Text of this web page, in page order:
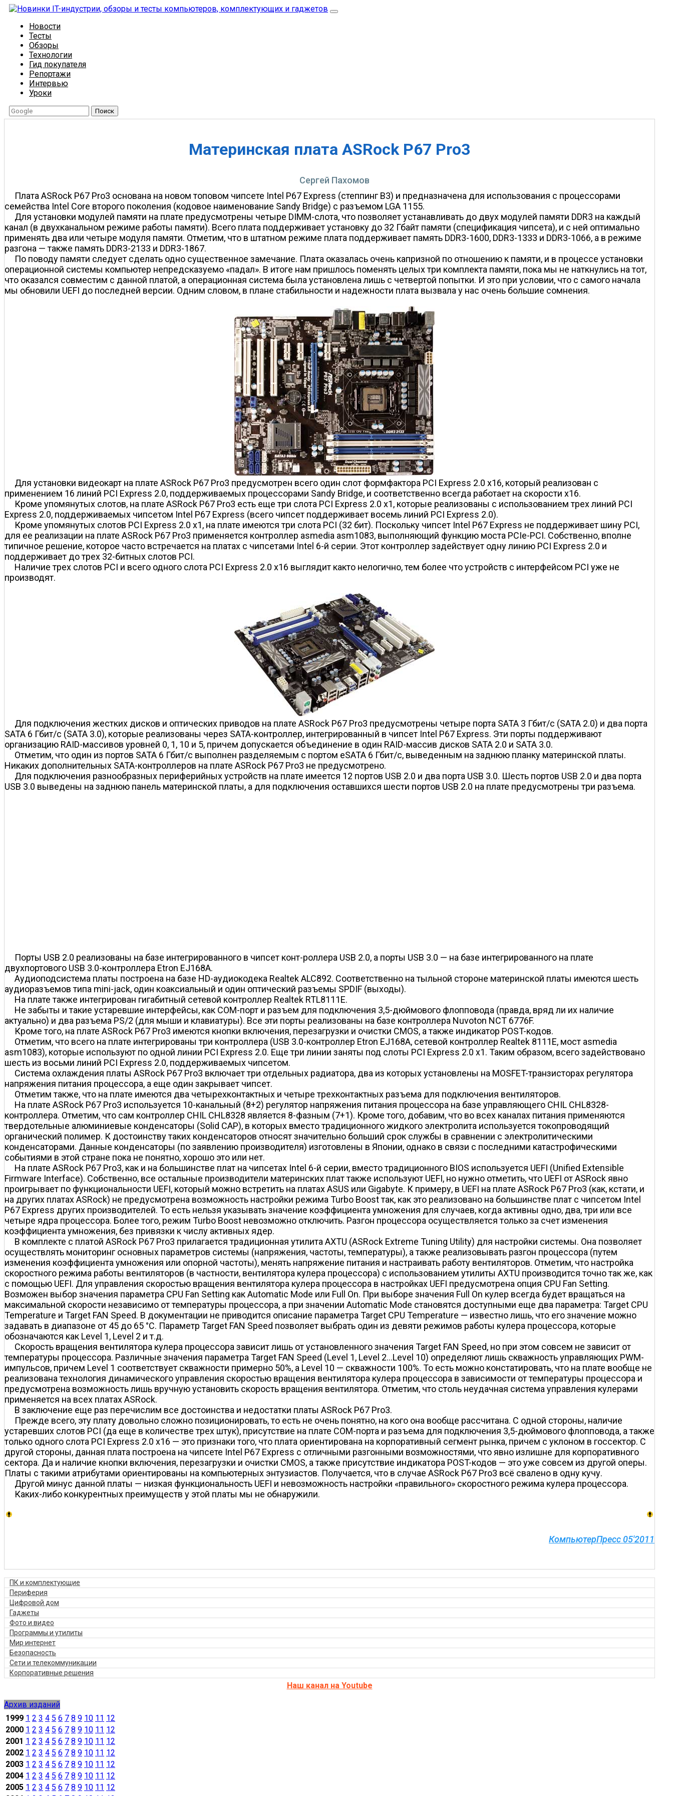
Новости
Тесты
Обзоры
Технологии
Гид покупателя
Репортажи
Интервью
Уроки
Поиск
Материнская плата ASRock P67 Pro3
Сергей Пахомов
Плата ASRock P67 Pro3 основана на новом топовом чипсете Intel P67 Express (степпинг B3) и предназначена для использования c процессорами
семейства Intel Core второго поколения (кодовое наименование Sandy Bridge) с разъемом LGA 1155.
Для установки модулей памяти на плате предусмотрены четыре DIMM-слота, что позволяет устанавливать до двух модулей памяти DDR3 на каждый
канал (в двухканальном режиме работы памяти). Всего плата поддерживает установку до 32 Гбайт памяти (спецификация чипсета), и с ней оптимально
применять два или четыре модуля памяти. Отметим, что в штатном режиме плата поддерживает память DDR3-1600, DDR3-1333 и DDR3-1066, а в режиме
разгона — также память DDR3-2133 и DDR3-1867.
По поводу памяти следует сделать одно существенное замечание. Плата оказалась очень капризной по отношению к памяти, и в процессе установки
операционной системы компьютер непредсказуемо «падал». В итоге нам пришлось поменять целых три комплекта памяти, пока мы не наткнулись на тот,
что оказался совместим с данной платой, а операционная система была установлена лишь с четвертой попытки. И это при условии, что с самого начала
мы обновили UEFI до последней версии. Одним словом, в плане стабильности и надежности плата вызвала у нас очень большие сомнения.
Для установки видеокарт на плате ASRock P67 Pro3 предусмотрен всего один слот формфактора PCI Express 2.0 x16, который реализован с
применением 16 линий PCI Express 2.0, поддерживаемых процессорами Sandy Bridge, и соответственно всегда работает на скорости x16.
Кроме упомянутых слотов, на плате ASRock P67 Pro3 есть еще три слота PCI Express 2.0 x1, которые реализованы с использованием трех линий PCI
Express 2.0, поддерживаемых чипсетом Intel P67 Express (всего чипсет поддерживает восемь линий PCI Express 2.0).
Кроме упомянутых слотов PCI Express 2.0 x1, на плате имеются три слота PCI (32 бит). Поскольку чипсет Intel P67 Express не поддерживает шину PCI,
для ее реализации на плате ASRock P67 Pro3 применяется контроллер asmedia asm1083, выполняющий функцию моста PCIe-PCI. Собственно, вполне
типичное решение, которое часто встречается на платах с чипсетами Intel 6-й серии. Этот контроллер задействует одну линию PCI Express 2.0 и
поддерживает до трех 32-битных слотов PCI.
Наличие трех слотов PCI и всего одного слота PCI Express 2.0 x16 выглядит как­то нелогично, тем более что устройств с интерфейсом PCI уже не
производят.
Для подключения жестких дисков и оптических приводов на плате ASRock P67 Pro3 предусмотрены четыре порта SATA 3 Гбит/с (SATA 2.0) и два порта
SATA 6 Гбит/с (SATA 3.0), которые реализованы через SATA-контроллер, интегрированный в чипсет Intel P67 Express. Эти порты поддерживают
организацию RAID-массивов уровней 0, 1, 10 и 5, причем допускается объединение в один RAID-массив дисков SATA 2.0 и SATA 3.0.
Отметим, что один из портов SATA 6 Гбит/с выполнен разделяемым с портом eSATA 6 Гбит/с, выведенным на заднюю планку материнской платы.
Никаких дополнительных SATA-контроллеров на плате ASRock P67 Pro3 не предусмотрено.
Для подключения разнообразных периферийных устройств на плате имеется 12 портов USB 2.0 и два порта USB 3.0. Шесть портов USB 2.0 и два порта
USB 3.0 выведены на заднюю панель материнской платы, а для подключения оставшихся шести портов USB 2.0 на плате предусмотрены три разъема.
Порты USB 2.0 реализованы на базе интегрированного в чипсет конт-роллера USB 2.0, а порты USB 3.0 — на базе интегрированного на плате
двухпортового USB 3.0-контроллера Etron EJ168A.
Аудиоподсистема платы построена на базе HD-аудиокодека Realtek ALC892. Соответственно на тыльной стороне материнской платы имеются шесть
аудиоразъемов типа mini-jack, один коаксиальный и один оптический разъемы SPDIF (выходы).
На плате также интегрирован гигабитный сетевой контроллер Realtek RTL8111E.
Не забыты и такие устаревшие интерфейсы, как COM-порт и разъем для подключения 3,5-дюймового флопповода (правда, вряд ли их наличие
актуально) и два разъема PS/2 (для мыши и клавиатуры). Все эти порты реализованы на базе контроллера Nuvoton NCT 6776F.
Кроме того, на плате ASRock P67 Pro3 имеются кнопки включения, перезагрузки и очистки CMOS, а также индикатор POST-кодов.
Отметим, что всего на плате интегрированы три контроллера (USB 3.0-контроллер Etron EJ168A, сетевой контроллер Realtek 8111E, мост asmedia
asm1083), которые используют по одной линии PCI Express 2.0. Еще три линии заняты под слоты PCI Express 2.0 x1. Таким образом, всего задействовано
шесть из восьми линий PCI Express 2.0, поддерживаемых чипсетом.
Система охлаждения платы ASRock P67 Pro3 включает три отдельных радиатора, два из которых установлены на MOSFET-транзисторах регулятора
напряжения питания процессора, а еще один закрывает чипсет.
Отметим также, что на плате имеются два четырехконтактных и четыре трехконтактных разъема для подключения вентиляторов.
На плате ASRock P67 Pro3 используется 10-канальный (8+2) регулятор напряжения питания процессора на базе управляющего CHIL CHL8328-
контроллера. Отметим, что сам контроллер CHIL CHL8328 является 8-фазным (7+1). Кроме того, добавим, что во всех каналах питания применяются
твердотельные алюминиевые конденсаторы (Solid CAP), в которых вместо традиционного жидкого электролита используется токопроводящий
органический полимер. К достоинству таких конденсаторов относят значительно больший срок службы в сравнении с электролитическими
конденсаторами. Данные конденсаторы (по заявлению производителя) изготовлены в Японии, однако в связи с последними катастрофическими
событиями в этой стране пока не понятно, хорошо это или нет.
На плате ASRock P67 Pro3, как и на большинстве плат на чипсетах Intel 6-й серии, вместо традиционного BIOS используется UEFI (Unified Extensible
Firmware Interface). Собственно, все остальные производители материнских плат также используют UEFI, но нужно отметить, что UEFI от ASRock явно
проигрывает по функциональности UEFI, который можно встретить на платах ASUS или Gigabyte. К примеру, в UEFI на плате ASRock P67 Pro3 (как, кстати, и
на других платах ASRоck) не предусмотрена возможность настройки режима Turbo Boost так, как это реализовано на большинстве плат с чипсетом Intel
P67 Express других производителей. То есть нельзя указывать значение коэффициента умножения для случаев, когда активны одно, два, три или все
четыре ядра процессора. Более того, режим Turbo Boost невозможно отключить. Разгон процессора осуществляется только за счет изменения
коэффициента умножения, без привязки к числу активных ядер.
В комплекте с платой ASRock P67 Pro3 прилагается традиционная утилита AXTU (ASRock Extreme Tuning Utility) для настройки системы. Она позволяет
осуществлять мониторинг основных параметров системы (напряжения, частоты, температуры), а также реализовывать разгон процессора (путем
изменения коэффициента умножения или опорной частоты), менять напряжение питания и настраивать работу вентиляторов. Отметим, что настройка
скоростного режима работы вентиляторов (в частности, вентилятора кулера процессора) с использованием утилиты AXTU производится точно так же, как
с помощью UEFI. Для управления скоростью вращения вентилятора кулера процессора в настройках UEFI предусмотрена опция CPU Fan Setting.
Возможен выбор значения параметра CPU Fan Setting как Automatic Mode или Full On. При выборе значения Full On кулер всегда будет вращаться на
максимальной скорости независимо от температуры процессора, а при значении Automatic Mode становятся доступными еще два параметра: Target CPU
Temperature и Target FAN Speed. В документации не приводится описание параметра Target CPU Temperature — известно лишь, что его значение можно
задавать в диапазоне от 45 до 65 °С. Параметр Target FAN Speed позволяет выбрать один из девяти режимов работы кулера процессора, которые
обозначаются как Level 1, Level 2 и т.д.
Скорость вращения вентилятора кулера процессора зависит лишь от установленного значения Target FAN Speed, но при этом совсем не зависит от
температуры процессора. Различные значения параметра Target FAN Speed (Level 1, Level 2…Level 10) определяют лишь скважность управляющих PWM-
импульсов, причем Level 1 соответствует скважности примерно 50%, а Level 10 — скважности 100%. То есть можно констатировать, что на плате вообще не
реализована технология динамического управления скоростью вращения вентилятора кулера процессора в зависимости от температуры процессора и
предусмотрена возможность лишь вручную установить скорость вращения вентилятора. Отметим, что столь неудачная система управления кулерами
применяется на всех платах ASRock.
В заключение еще раз перечислим все достоинства и недостатки платы ASRock P67 Pro3.
Прежде всего, эту плату довольно сложно позиционировать, то есть не очень понятно, на кого она вообще рассчитана. С одной стороны, наличие
устаревших слотов PCI (да еще в количестве трех штук), присутствие на плате COM-порта и разъема для подключения 3,5-дюймового флопповода, а также
только одного слота PCI Express 2.0 x16 — это признаки того, что плата ориентирована на корпоративный сегмент рынка, причем с уклоном в госсектор. С
другой стороны, данная плата построена на чипсете Intel P67 Express с отличными разгонными возможностями, что явно излишне для корпоративного
сектора. Да и наличие кнопки включения, перезагрузки и очистки CMOS, а также присутствие индикатора POST-кодов — это уже совсем из другой оперы.
Платы с такими атрибутами ориентированы на компьютерных энтузиастов. Получается, что в случае ASRock P67 Pro3 всё свалено в одну кучу.
Другой минус данной платы — низкая функциональность UEFI и невозможность настройки «правильного» скоростного режима кулера процессора.
Каких-либо конкурентных преимуществ у этой платы мы не обнаружили.
КомпьютерПресс 05'2011
ПК и комплектующие
Периферия
Цифровой дом
Гаджеты
Фото и видео
Программы и утилиты
Мир интернет
Безопасность
Сети и телекоммуникации
Корпоративные решения
Наш канал на Youtube
Архив изданий
1999 1 2 3 4 5 6 7 8 9 10 11 12
2000 1 2 3 4 5 6 7 8 9 10 11 12
2001 1 2 3 4 5 6 7 8 9 10 11 12
2002 1 2 3 4 5 6 7 8 9 10 11 12
2003 1 2 3 4 5 6 7 8 9 10 11 12
2004 1 2 3 4 5 6 7 8 9 10 11 12
2005 1 2 3 4 5 6 7 8 9 10 11 12